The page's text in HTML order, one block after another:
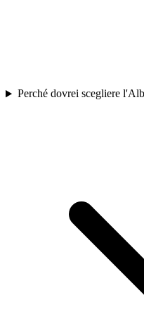
Perché dovrei scegliere